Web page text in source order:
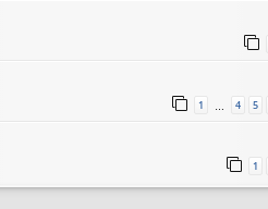
1 … 4 5
1